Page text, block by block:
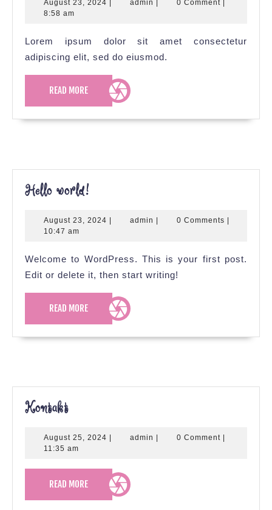
August 23, 2024 Augustadmin admin 0 Comment
8:58 am
Lorem ipsum dolor sit amet consectetur
adipiscing elit, sed do eiusmod.
READ MOREREAD
Hello world!
August 23, 2024 August
| admin admin
| 0 Comments |
10:47 am
Welcome to WordPress. This is your first post.
Edit or delete it, then start writing!
READ MOREREAD
KontaktKontakt
August 25, 2024 Augustadmin admin 0 Comment
11:35 am
READ MOREREAD